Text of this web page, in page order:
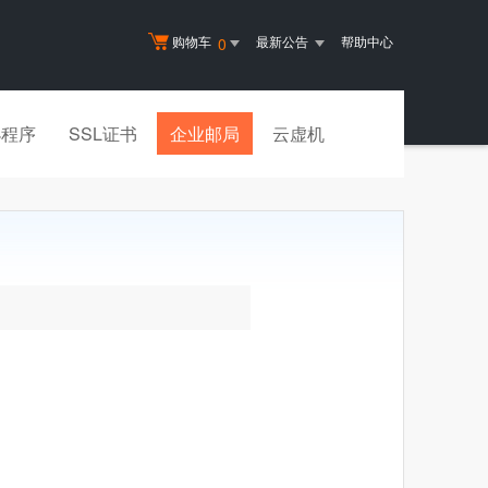
购物车 0 最新公告 帮助中心
序 SSL证书 企业邮局 云虚机